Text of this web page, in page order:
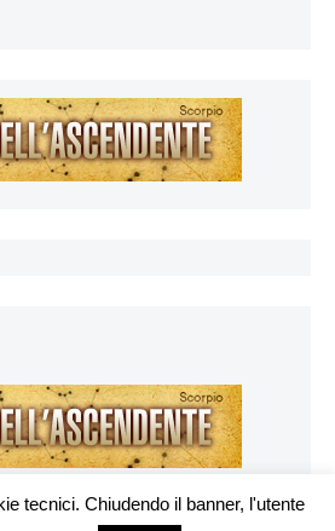
tecnici. Chiudendo il banner, l'utente